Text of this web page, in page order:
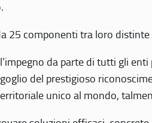
componenti tra loro
da parte di tutti gli
del prestigioso
unico al mondo,